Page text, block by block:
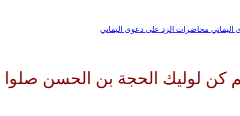
اليماني محاضرات الرد على دعوى اليماني
الحجة بن الحسن صلواتك عليه